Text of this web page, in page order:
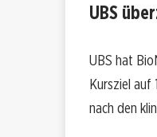
UBS
UBS hat
Kursziel auf
nach den